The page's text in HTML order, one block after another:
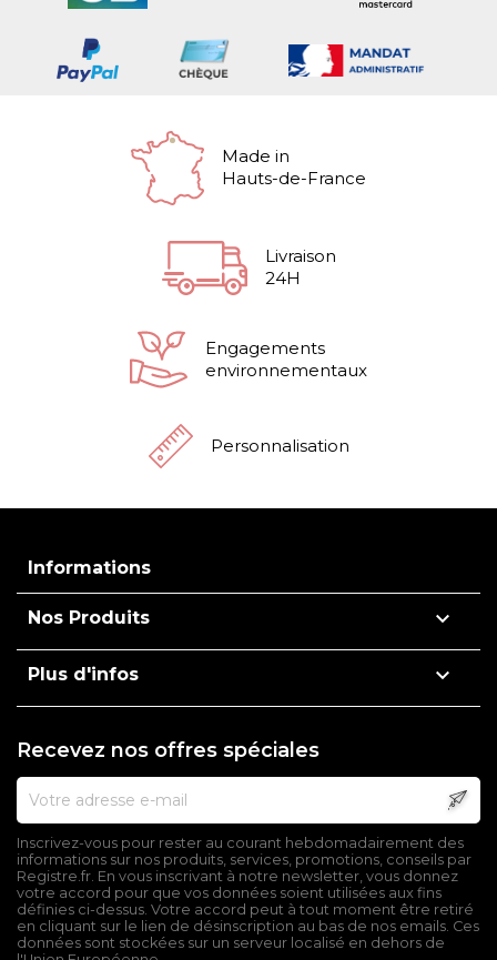
Made in
Hauts-de-France
Livraison
24H
Engagements
environnementaux
Personnalisation
Informations
Nos Produits 
Plus d'infos 
Recevez nos offres spéciales
Inscrivez-vous pour rester au courant hebdomadairement des
informations sur nos produits, services, promotions, conseils par
Registre.fr. En vous inscrivant à notre newsletter, vous donnez
votre accord pour que vos données soient utilisées aux fins
définies ci-dessus. Votre accord peut à tout moment être retiré
en cliquant sur le lien de désinscription au bas de nos emails. Ces
données sont stockées sur un serveur localisé en dehors de